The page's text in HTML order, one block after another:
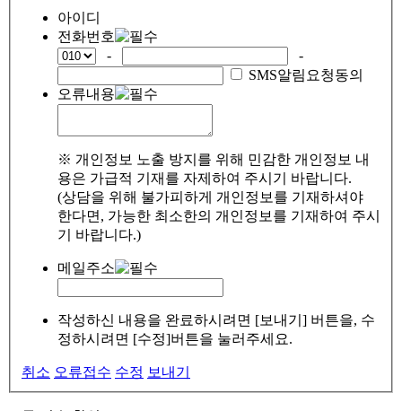
아이디
전화번호
-
-
SMS알림요청동의
오류내용
※ 개인정보 노출 방지를 위해 민감한 개인정보 내
용은 가급적 기재를 자제하여 주시기 바랍니다.
(상담을 위해 불가피하게 개인정보를 기재하셔야
한다면, 가능한 최소한의 개인정보를 기재하여 주시
기 바랍니다.)
메일주소
작성하신 내용을 완료하시려면 [보내기] 버튼을, 수
정하시려면 [수정]버튼을 눌러주세요.
취소 오류접수 수정 보내기